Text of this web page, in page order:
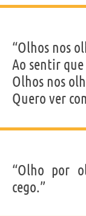
“Olhos nos
Ao sentir que
Olhos nos
Quero ver
“Olho por
cego.”